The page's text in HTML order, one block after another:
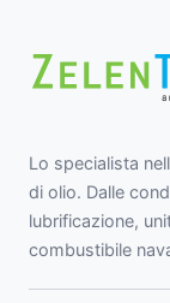
Lo specialista
di olio. Dalle
lubrificazione,
combustibile